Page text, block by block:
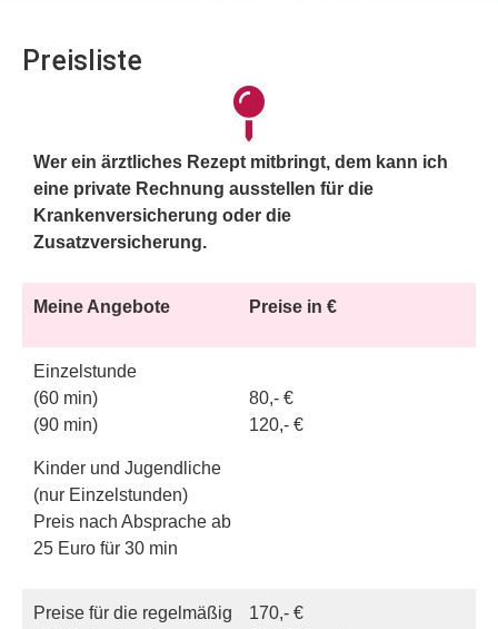
Preisliste
Wer ein ärztliches Rezept mitbringt, dem kann ich
eine private Rechnung ausstellen für die
Krankenversicherung oder die
Zusatzversicherung.
Meine Angebote Preise in €
Einzelstunde
(60 min)
(90 min)
Kinder und Jugendliche
(nur Einzelstunden)
Preis nach Absprache ab
25 Euro für 30 min
80,- €
120,- €
Preise für die regelmäßig
170,- €